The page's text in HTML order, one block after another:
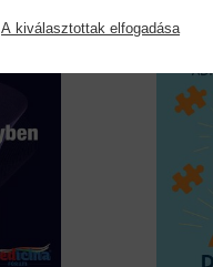
A kiválasztottak elfogadása